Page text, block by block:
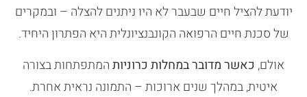
יודעת להציל חיים שבעבר לא היו ניתנים להצלה – ובמקרים
של סכנת חיים הרפואה הקונבנציונלית היא הפתרון היחיד.
אולם, כאשר מדובר במחלות כרוניותהמתפתחות בצורה
איטית, במהלך שנים ארוכות – התמונה נראית אחרת.